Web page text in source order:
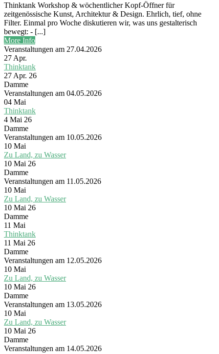
Thinktank Workshop & wöchentlicher Kopf-Öffner für
zeitgenössische Kunst, Architektur & Design. Ehrlich, tief, ohne
Filter. Einmal pro Woche diskutieren wir, was uns gestalterisch
bewegt: - [...]
More Info
Veranstaltungen am 27.04.2026
27 Apr.
Thinktank
27 Apr. 26
Damme
Veranstaltungen am 04.05.2026
04 Mai
Thinktank
4 Mai 26
Damme
Veranstaltungen am 10.05.2026
10 Mai
Zu Land, zu Wasser
10 Mai 26
Damme
Veranstaltungen am 11.05.2026
10 Mai
Zu Land, zu Wasser
10 Mai 26
Damme
11 Mai
Thinktank
11 Mai 26
Damme
Veranstaltungen am 12.05.2026
10 Mai
Zu Land, zu Wasser
10 Mai 26
Damme
Veranstaltungen am 13.05.2026
10 Mai
Zu Land, zu Wasser
10 Mai 26
Damme
Veranstaltungen am 14.05.2026